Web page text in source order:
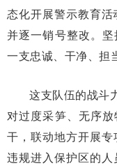
态化开展警示教育
并逐一销号整改。
一支忠诚、干净、担
这支队伍的战斗
对过度采笋、无序
干，联动地方开展
违规进入保护区的